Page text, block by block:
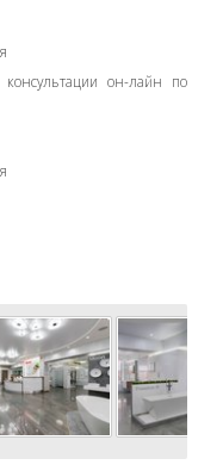
он-лайн по